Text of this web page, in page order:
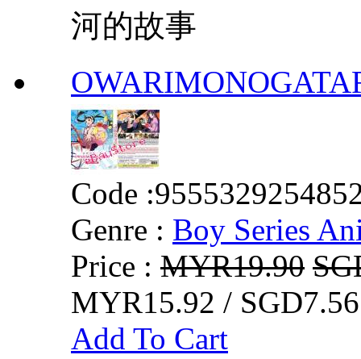
河的故事
Code :
Genre : Boy Series
Price : MYR19.90
MYR15.92 /
Add To Cart